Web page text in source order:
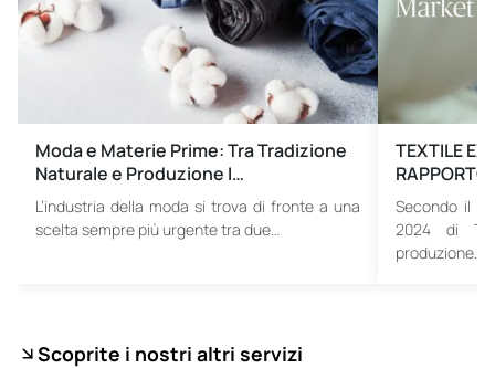
Moda e Materie Prime: Tra Tradizione
Naturale e Produzione I…
L’industria della moda si trova di fronte a una
scelta sempre più urgente tra due…
TEXTILE
Secondo il
2024 di
produzione…
Scoprite i nostri altri servizi